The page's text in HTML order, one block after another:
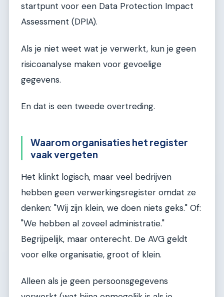
startpunt voor een Data Protection Impact
Assessment (DPIA).
Als je niet weet wat je verwerkt, kun je geen
risicoanalyse maken voor gevoelige
gegevens.
En dat is een tweede overtreding.
Waarom organisaties het register
vaak vergeten
Het klinkt logisch, maar veel bedrijven
hebben geen verwerkingsregister omdat ze
denken: "Wij zijn klein, we doen niets geks." Of:
"We hebben al zoveel administratie."
Begrijpelijk, maar onterecht. De AVG geldt
voor elke organisatie, groot of klein.
Alleen als je geen persoonsgegevens